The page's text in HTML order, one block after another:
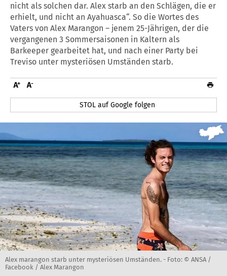
nicht als solchen dar. Alex starb an den Schlägen, die er
erhielt, und nicht an Ayahuasca“. So die Wortes des
Vaters von Alex Marangon – jenem 25-Jährigen, der die
vergangenen 3 Sommersaisonen in Kaltern als
Barkeeper gearbeitet hat, und nach einer Party bei
Treviso unter mysteriösen Umständen starb.
STOL auf Google folgen
Alex marangon starb unter mysteriösen Umständen. - Foto: © ANSA /
Facebook / Alex Marangon